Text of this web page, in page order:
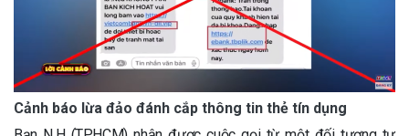
Cảnh báo lừa đảo đánh cắp thông tin thẻ tín dụng